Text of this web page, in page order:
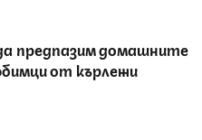
предпазим домашните
от кърлежи